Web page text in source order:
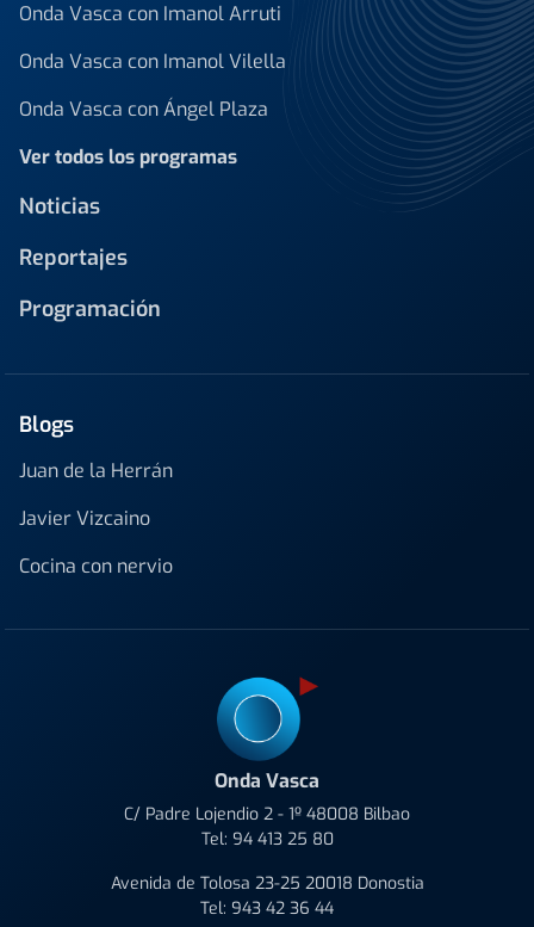
Onda Vasca con Imanol Arruti
Onda Vasca con Imanol Vilella
Onda Vasca con Ángel Plaza
Ver todos los programas
Noticias
Reportajes
Programación
Blogs
Juan de la Herrán
Javier Vizcaino
Cocina con nervio
Onda Vasca
C/ Padre Lojendio 2 - 1º 48008 Bilbao
Tel: 94 413 25 80
Avenida de Tolosa 23-25 20018 Donostia
Tel: 943 42 36 44